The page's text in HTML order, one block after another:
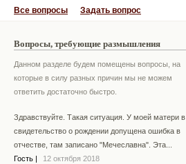
Все вопросы Задать вопрос
Вопросы, требующие размышления
Данном разделе будем помещены вопросы, на
которые в силу разных причин мы не можем
ответить достаточно быстро.
Здравствуйте. Такая ситуация. У моей матери в
свидетельство о рождении допущена ошибка в
отчестве, там записано "Мечеславна". Эта...
Гость
12 октября 2018